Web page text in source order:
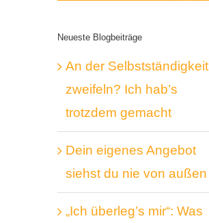
Neueste Blogbeiträge
An der Selbstständigkeit
zweifeln? Ich hab’s
trotzdem gemacht
Dein eigenes Angebot
siehst du nie von außen
„Ich überleg’s mir“: Was